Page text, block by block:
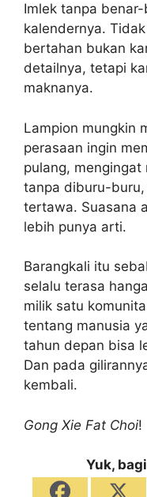
Imlek tanpa
kalendernya.
bertahan bukan
detailnya, tetapi
maknanya.
Lampion mungkin
perasaan ingin
pulang, mengingat
tanpa diburu-
tertawa. Suasana
lebih punya arti.
Barangkali itu
selalu terasa
milik satu
tentang manusia
tahun depan bisa
Dan pada
kembali.
Gong Xie Fat Choi!
Yuk,